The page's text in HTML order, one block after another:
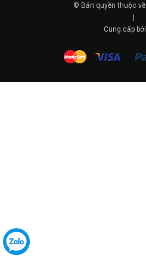
© Bản quyền thuộc về
|
Cung cấp bởi